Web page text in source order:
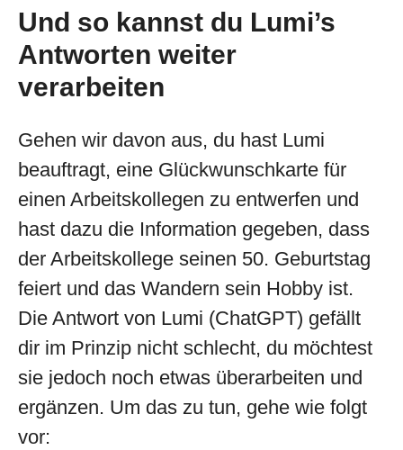
Und so kannst du Lumi’s
Antworten weiter
verarbeiten
Gehen wir davon aus, du hast Lumi
beauftragt, eine Glückwunschkarte für
einen Arbeitskollegen zu entwerfen und
hast dazu die Information gegeben, dass
der Arbeitskollege seinen 50. Geburtstag
feiert und das Wandern sein Hobby ist.
Die Antwort von Lumi (ChatGPT) gefällt
dir im Prinzip nicht schlecht, du möchtest
sie jedoch noch etwas überarbeiten und
ergänzen. Um das zu tun, gehe wie folgt
vor: